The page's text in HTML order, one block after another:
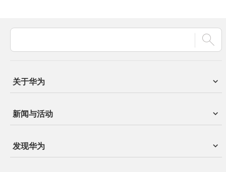
关于华为
新闻与活动
发现华为